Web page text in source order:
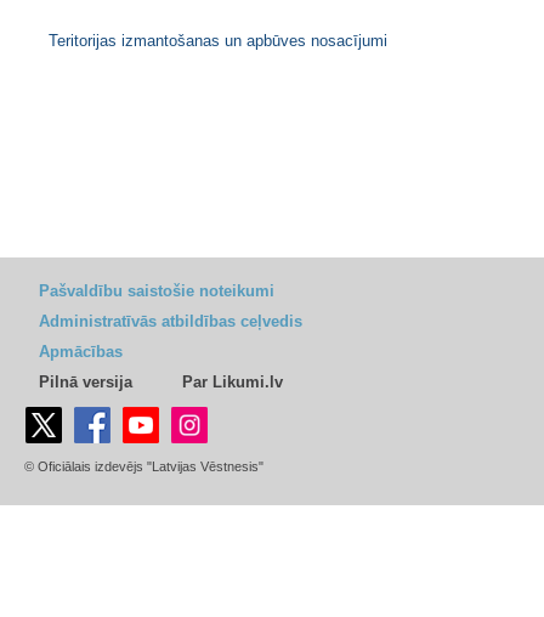
Teritorijas izmantošanas un apbūves nosacījumi
Pašvaldību saistošie noteikumi
Administratīvās atbildības ceļvedis
Apmācības
Pilnā versija
Par Likumi.lv
© Oficiālais izdevējs "Latvijas Vēstnesis"